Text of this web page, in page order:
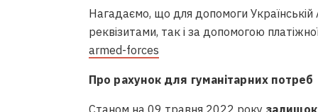
Нагадаємо, що для допомоги
реквізитами, так і за допомогою
armed-forces
Про рахунок для гуманітарних потреб
Станом на 09 травня 2022 року залишок